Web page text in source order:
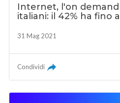
Internet, l'on
italiani: il 42% ha fino
31 Mag 2021
Condividi